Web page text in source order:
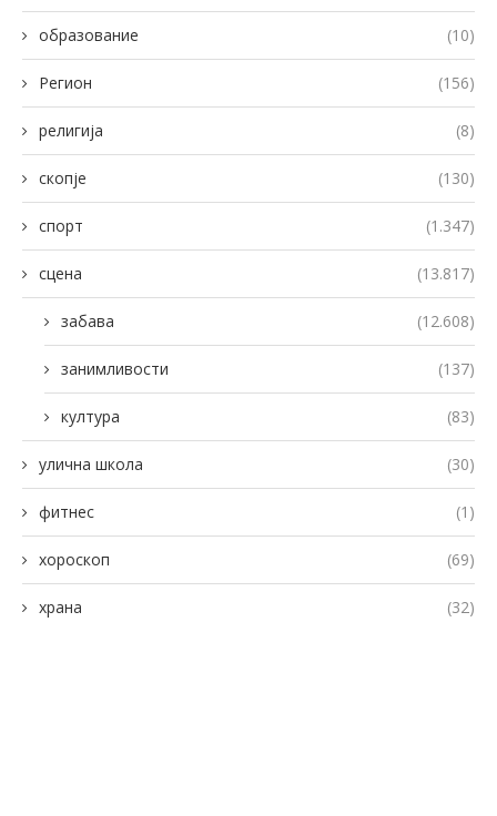
образование (10)
Регион (156)
религија (8)
скопје (130)
спорт (1.347)
сцена (13.817)
забава (12.608)
занимливости (137)
култура (83)
улична школа (30)
фитнес (1)
хороскоп (69)
храна (32)